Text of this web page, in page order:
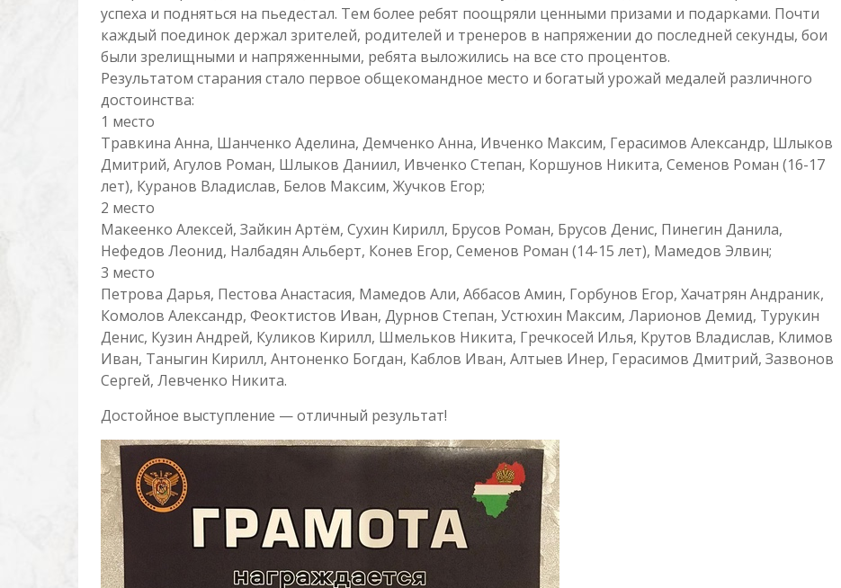
успеха и подняться на пьедестал. Тем более ребят поощряли ценными призами и подарками. Почти
каждый поединок держал зрителей, родителей и тренеров в напряжении до последней секунды, бои
были зрелищными и напряженными, ребята выложились на все сто процентов.
Результатом старания стало первое общекомандное место и богатый урожай медалей различного
достоинства:
1 место
Травкина Анна, Шанченко Аделина, Демченко Анна, Ивченко Максим, Герасимов Александр, Шлыков
Дмитрий, Агулов Роман, Шлыков Даниил, Ивченко Степан, Коршунов Никита, Семенов Роман (16-17
лет), Куранов Владислав, Белов Максим, Жучков Егор;
2 место
Макеенко Алексей, Зайкин Артём, Сухин Кирилл, Брусов Роман, Брусов Денис, Пинегин Данила,
Нефедов Леонид, Налбадян Альберт, Конев Егор, Семенов Роман (14-15 лет), Мамедов Элвин;
3 место
Петрова Дарья, Пестова Анастасия, Мамедов Али, Аббасов Амин, Горбунов Егор, Хачатрян Андраник,
Комолов Александр, Феоктистов Иван, Дурнов Степан, Устюхин Максим, Ларионов Демид, Турукин
Денис, Кузин Андрей, Куликов Кирилл, Шмельков Никита, Гречкосей Илья, Крутов Владислав, Климов
Иван, Таныгин Кирилл, Антоненко Богдан, Каблов Иван, Алтыев Инер, Герасимов Дмитрий, Зазвонов
Сергей, Левченко Никита.
Достойное выступление — отличный результат!